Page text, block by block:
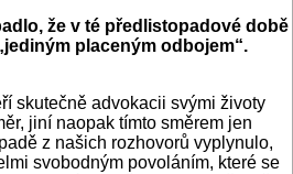
že v té předlistopadové době
placeným odbojem“.
skutečně advokacii svými životy
jiní naopak tímto směrem jen
z našich rozhovorů vyplynulo,
svobodným povoláním, které se